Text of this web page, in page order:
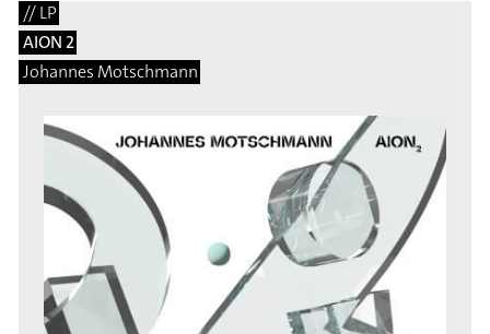
// LP
AION 2
Johannes Motschmann